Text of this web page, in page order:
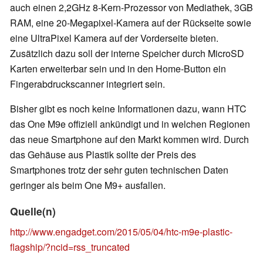
auch einen 2,2GHz 8-Kern-Prozessor von Mediathek, 3GB
RAM, eine 20-Megapixel-Kamera auf der Rückseite sowie
eine UltraPixel Kamera auf der Vorderseite bieten.
Zusätzlich dazu soll der interne Speicher durch MicroSD
Karten erweiterbar sein und in den Home-Button ein
Fingerabdruckscanner integriert sein.
Bisher gibt es noch keine Informationen dazu, wann HTC
das One M9e offiziell ankündigt und in welchen Regionen
das neue Smartphone auf den Markt kommen wird. Durch
das Gehäuse aus Plastik sollte der Preis des
Smartphones trotz der sehr guten technischen Daten
geringer als beim One M9+ ausfallen.
Quelle(n)
http://www.engadget.com/2015/05/04/htc-m9e-plastic-
flagship/?ncid=rss_truncated